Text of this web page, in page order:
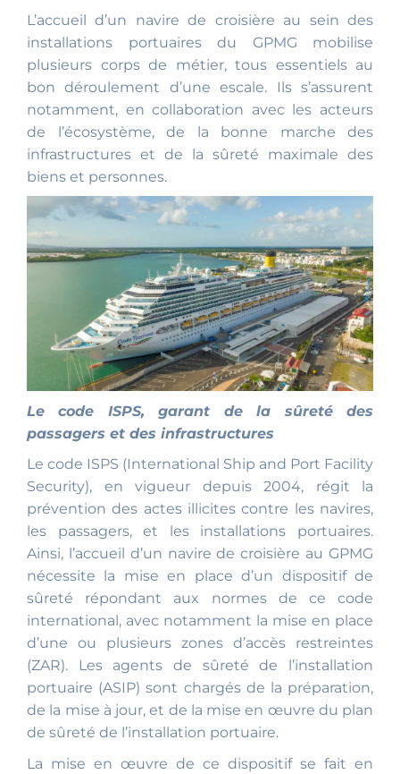
L’accueil d’un navire de croisière au sein des
installations portuaires du GPMG mobilise
plusieurs corps de métier, tous essentiels au
bon déroulement d’une escale. Ils s’assurent
notamment, en collaboration avec les acteurs
de l’écosystème, de la bonne marche des
infrastructures et de la sûreté maximale des
biens et personnes.
Le code ISPS, garant de la sûreté des
passagers et des infrastructures
Le code ISPS (International Ship and Port Facility
Security), en vigueur depuis 2004, régit la
prévention des actes illicites contre les navires,
les passagers, et les installations portuaires.
Ainsi, l’accueil d’un navire de croisière au GPMG
nécessite la mise en place d’un dispositif de
sûreté répondant aux normes de ce code
international, avec notamment la mise en place
d’une ou plusieurs zones d’accès restreintes
(ZAR). Les agents de sûreté de l’installation
portuaire (ASIP) sont chargés de la préparation,
de la mise à jour, et de la mise en œuvre du plan
de sûreté de l’installation portuaire.
La mise en œuvre de ce dispositif se fait en